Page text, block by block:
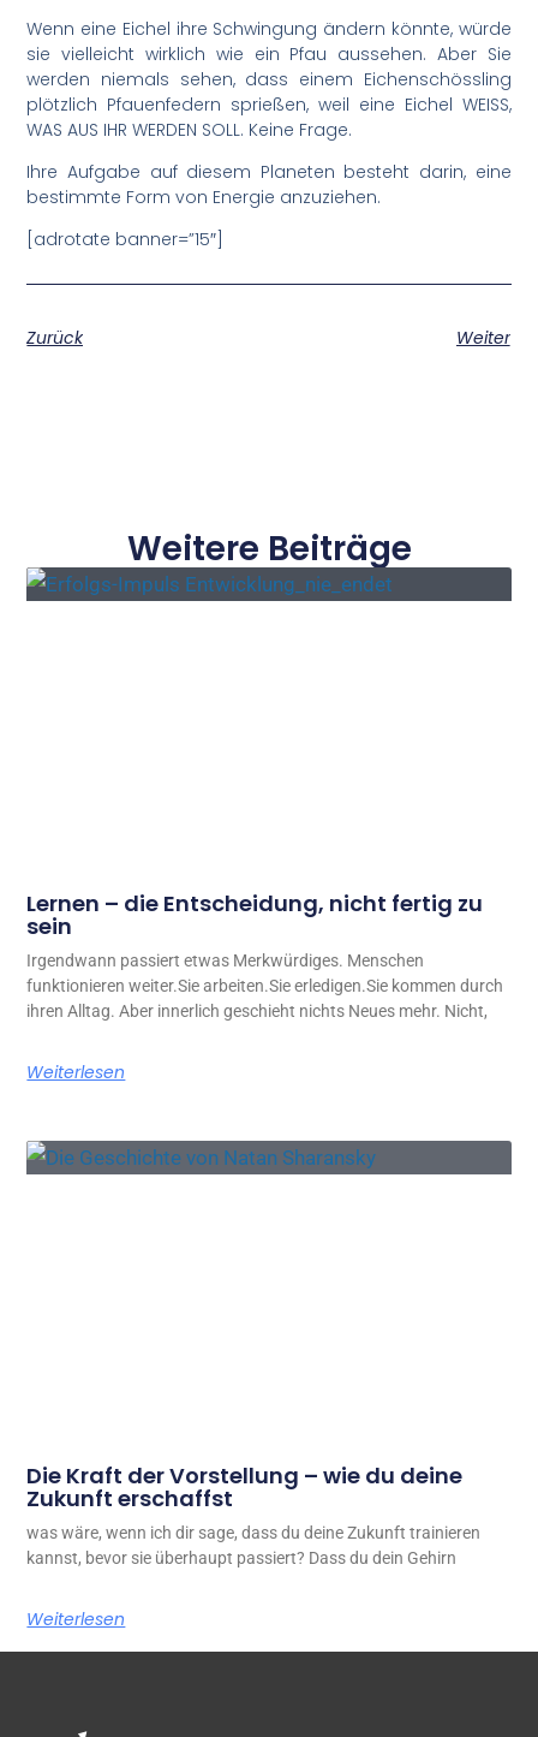
Wenn eine Eichel ihre Schwingung ändern könnte, würde
sie vielleicht wirklich wie ein Pfau aussehen. Aber Sie
werden niemals sehen, dass einem Eichenschössling
plötzlich Pfauenfedern sprießen, weil eine Eichel WEISS,
WAS AUS IHR WERDEN SOLL. Keine Frage.
Ihre Aufgabe auf diesem Planeten besteht darin, eine
bestimmte Form von Energie anzuziehen.
[adrotate banner=”15″]
Zurück Weiter
Weitere Beiträge
Lernen – die Entscheidung, nicht fertig zu
sein
Irgendwann passiert etwas Merkwürdiges. Menschen
funktionieren weiter.Sie arbeiten.Sie erledigen.Sie kommen durch
ihren Alltag. Aber innerlich geschieht nichts Neues mehr. Nicht,
Weiterlesen
Die Kraft der Vorstellung – wie du deine
Zukunft erschaffst
was wäre, wenn ich dir sage, dass du deine Zukunft trainieren
kannst, bevor sie überhaupt passiert? Dass du dein Gehirn
Weiterlesen